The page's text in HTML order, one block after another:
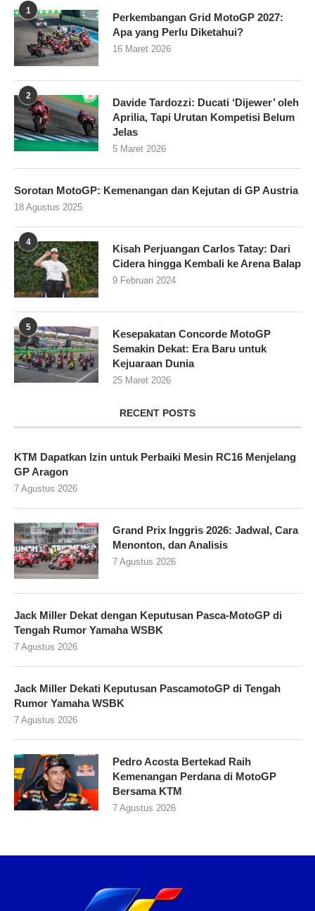
1
Perkembangan Grid MotoGP 2027:
Apa yang Perlu Diketahui?
16 Maret 2026
2
Davide Tardozzi: Ducati ‘Dijewer’ oleh
Aprilia, Tapi Urutan Kompetisi Belum
Jelas
5 Maret 2026
Sorotan MotoGP: Kemenangan dan Kejutan di GP Austria
18 Agustus 2025
4
Kisah Perjuangan Carlos Tatay: Dari
Cidera hingga Kembali ke Arena Balap
9 Februari 2024
5
Kesepakatan Concorde MotoGP
Semakin Dekat: Era Baru untuk
Kejuaraan Dunia
25 Maret 2026
RECENT POSTS
KTM Dapatkan Izin untuk Perbaiki Mesin RC16 Menjelang
GP Aragon
7 Agustus 2026
Grand Prix Inggris 2026: Jadwal, Cara
Menonton, dan Analisis
7 Agustus 2026
Jack Miller Dekat dengan Keputusan Pasca-MotoGP di
Tengah Rumor Yamaha WSBK
7 Agustus 2026
Jack Miller Dekati Keputusan PascamotoGP di Tengah
Rumor Yamaha WSBK
7 Agustus 2026
Pedro Acosta Bertekad Raih
Kemenangan Perdana di MotoGP
Bersama KTM
7 Agustus 2026